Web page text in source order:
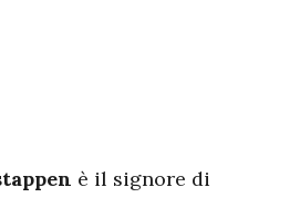
è il signore di